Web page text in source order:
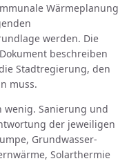
Wärmeplanung
werden. Die
beschreiben
Stadtregierung, den
muss.
wenig. Sanierung und
der jeweiligen
Grundwasser-
Solarthermie